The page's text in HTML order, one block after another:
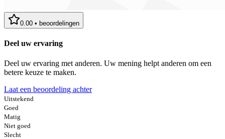
0.00 • beoordelingen
Deel uw ervaring
Deel uw ervaring met anderen. Uw mening helpt anderen om een
betere keuze te maken.
Laat een beoordeling achter
Uitstekend
Goed
Matig
Niet goed
Slecht